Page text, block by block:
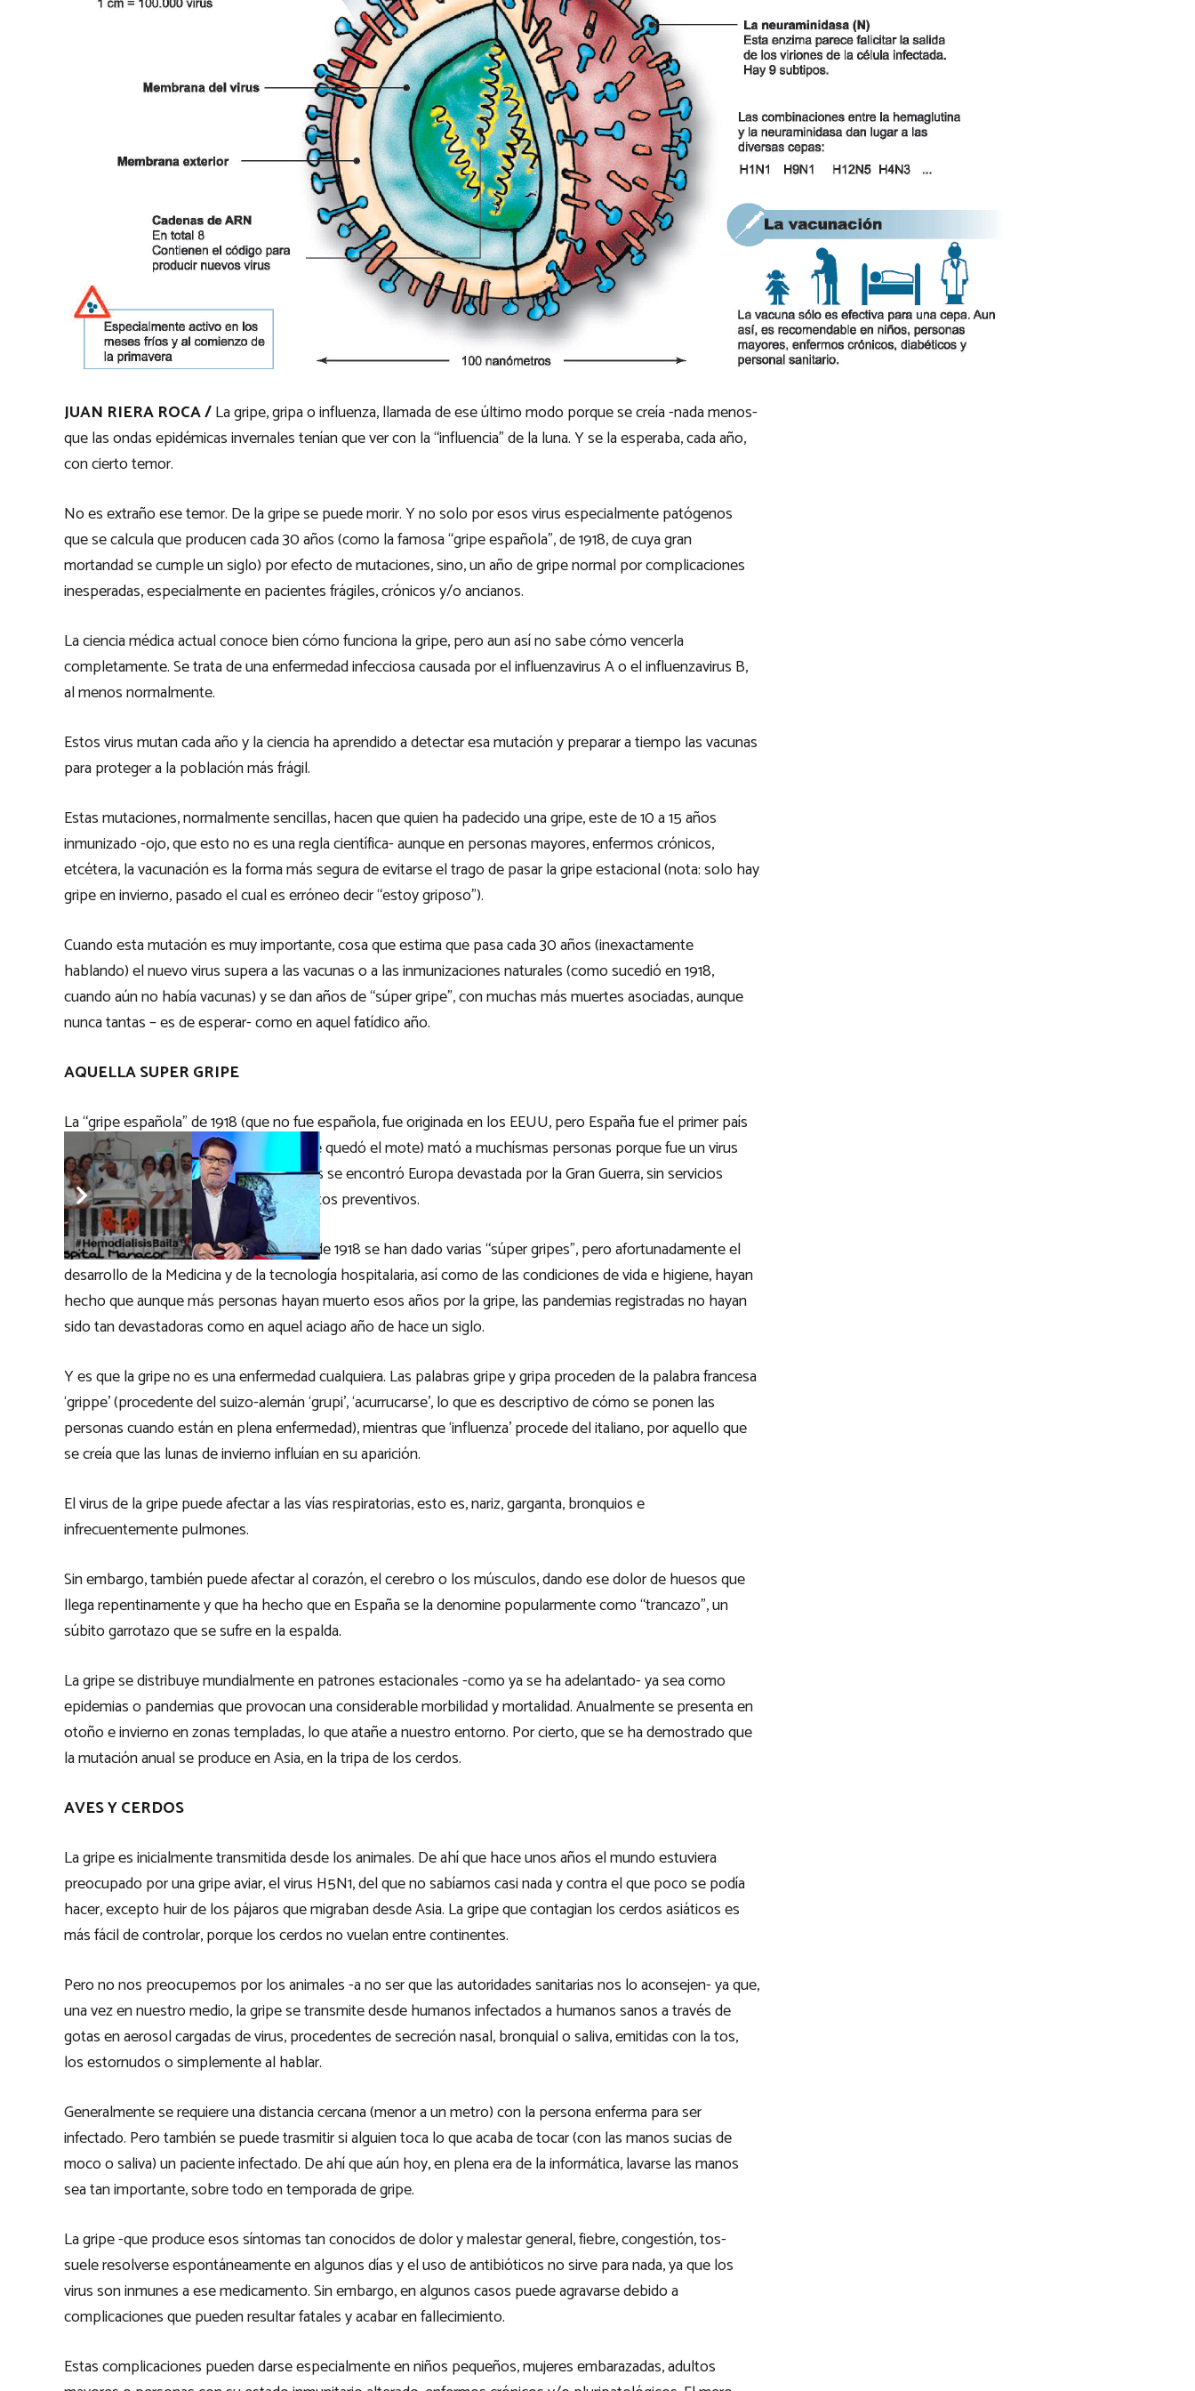
JUAN RIERA ROCA /La gripe, gripa o influenza, llamada de ese último modo porque se creía -nada menos-
que las ondas epidémicas invernales tenían que ver con la “influencia” de la luna. Y se la esperaba, cada año,
con cierto temor.
No es extraño ese temor. De la gripe se puede morir. Y no solo por esos virus especialmente patógenos
que se calcula que producen cada 30 años (como la famosa “gripe española”, de 1918, de cuya gran
mortandad se cumple un siglo) por efecto de mutaciones, sino, un año de gripe normal por complicaciones
inesperadas, especialmente en pacientes frágiles, crónicos y/o ancianos.
La ciencia médica actual conoce bien cómo funciona la gripe, pero aun así no sabe cómo vencerla
completamente. Se trata de una enfermedad infecciosa causada por el influenzavirus A o el influenzavirus B,
al menos normalmente.
Estos virus mutan cada año y la ciencia ha aprendido a detectar esa mutación y preparar a tiempo las vacunas
para proteger a la población más frágil.
Estas mutaciones, normalmente sencillas, hacen que quien ha padecido una gripe, este de 10 a 15 años
inmunizado -ojo, que esto no es una regla científica- aunque en personas mayores, enfermos crónicos,
etcétera, la vacunación es la forma más segura de evitarse el trago de pasar la gripe estacional (nota: solo hay
gripe en invierno, pasado el cual es erróneo decir “estoy griposo”).
Cuando esta mutación es muy importante, cosa que estima que pasa cada 30 años (inexactamente
hablando) el nuevo virus supera a las vacunas o a las inmunizaciones naturales (como sucedió en 1918,
cuando aún no había vacunas) y se dan años de “súper gripe”, con muchas más muertes asociadas, aunque
nunca tantas – es de esperar- como en aquel fatídico año.
AQUELLA SUPER GRIPE
La “gripe española” de 1918 (que no fue española, fue originada en los EEUU, pero España fue el primer país
que informó de padecer la pandemia y le quedó el mote) mató a muchísmas personas porque fue un virus
mutante, una “súper gripe”, pero además se encontró Europa devastada por la Gran Guerra, sin servicios
sanitarios, y sin demasiados conocimientos preventivos.
En estos 100 años que han pasado desde 1918 se han dado varias “súper gripes”, pero afortunadamente el
desarrollo de la Medicina y de la tecnología hospitalaria, así como de las condiciones de vida e higiene, hayan
hecho que aunque más personas hayan muerto esos años por la gripe, las pandemias registradas no hayan
sido tan devastadoras como en aquel aciago año de hace un siglo.
Y es que la gripe no es una enfermedad cualquiera. Las palabras gripe y gripa proceden de la palabra francesa
‘grippe’ (procedente del suizo-alemán ‘grupi’, ‘acurrucarse’, lo que es descriptivo de cómo se ponen las
personas cuando están en plena enfermedad), mientras que ‘influenza’ procede del italiano, por aquello que
se creía que las lunas de invierno influían en su aparición.
El virus de la gripe puede afectar a las vías respiratorias, esto es, nariz, garganta, bronquios e
infrecuentemente pulmones.
Sin embargo, también puede afectar al corazón, el cerebro o los músculos, dando ese dolor de huesos que
llega repentinamente y que ha hecho que en España se la denomine popularmente como “trancazo”, un
súbito garrotazo que se sufre en la espalda.
La gripe se distribuye mundialmente en patrones estacionales -como ya se ha adelantado- ya sea como
epidemias o pandemias que provocan una considerable morbilidad y mortalidad. Anualmente se presenta en
otoño e invierno en zonas templadas, lo que atañe a nuestro entorno. Por cierto, que se ha demostrado que
la mutación anual se produce en Asia, en la tripa de los cerdos.
AVES Y CERDOS
La gripe es inicialmente transmitida desde los animales. De ahí que hace unos años el mundo estuviera
preocupado por una gripe aviar, el virus H5N1, del que no sabíamos casi nada y contra el que poco se podía
hacer, excepto huir de los pájaros que migraban desde Asia. La gripe que contagian los cerdos asiáticos es
más fácil de controlar, porque los cerdos no vuelan entre continentes.
Pero no nos preocupemos por los animales -a no ser que las autoridades sanitarias nos lo aconsejen- ya que,
una vez en nuestro medio, la gripe se transmite desde humanos infectados a humanos sanos a través de
gotas en aerosol cargadas de virus, procedentes de secreción nasal, bronquial o saliva, emitidas con la tos,
los estornudos o simplemente al hablar.
Generalmente se requiere una distancia cercana (menor a un metro) con la persona enferma para ser
infectado. Pero también se puede trasmitir si alguien toca lo que acaba de tocar (con las manos sucias de
moco o saliva) un paciente infectado. De ahí que aún hoy, en plena era de la informática, lavarse las manos
sea tan importante, sobre todo en temporada de gripe.
La gripe -que produce esos síntomas tan conocidos de dolor y malestar general, fiebre, congestión, tos-
suele resolverse espontáneamente en algunos días y el uso de antibióticos no sirve para nada, ya que los
virus son inmunes a ese medicamento. Sin embargo, en algunos casos puede agravarse debido a
complicaciones que pueden resultar fatales y acabar en fallecimiento.
Estas complicaciones pueden darse especialmente en niños pequeños, mujeres embarazadas, adultos